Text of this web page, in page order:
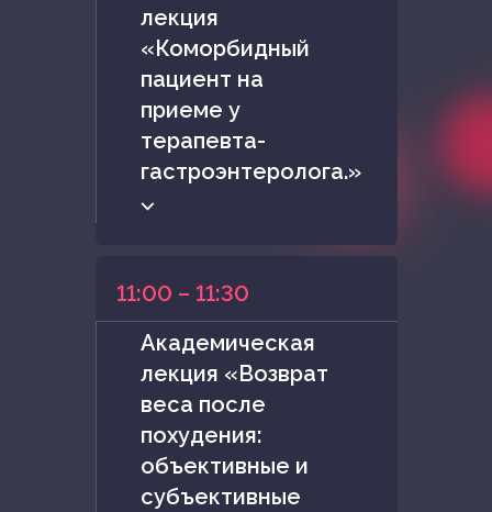
лекция
«Коморбидный
пациент на
приеме у
терапевта-
гастроэнтеролога.»
⌵
11:00 – 11:30
Академическая
лекция «Возврат
веса после
похудения:
объективные и
субъективные